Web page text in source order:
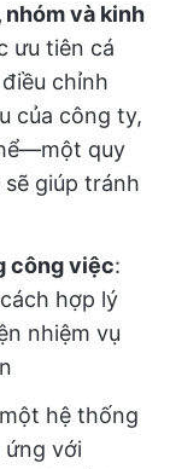
và kinh
ưu tiên cá
chỉnh
của công ty,
quy
giúp tránh
công việc:
hợp lý
nhiệm vụ
hệ thống
ứng với